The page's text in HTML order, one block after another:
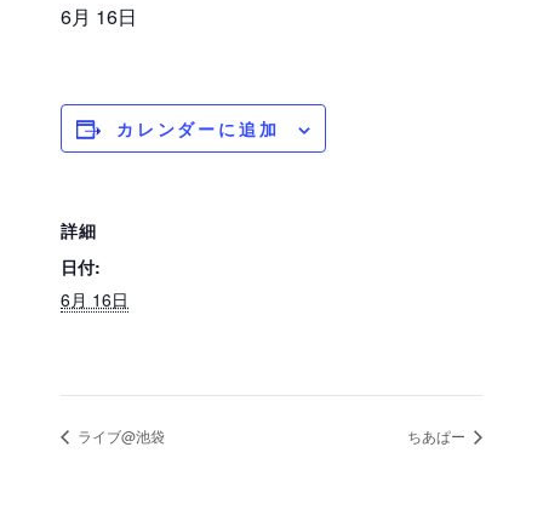
6月 16日
カレンダーに追加
詳細
日付:
6月 16日
ライブ@池袋 ちあぱー